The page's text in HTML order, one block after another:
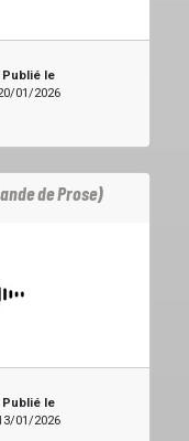
Publié le
01/2026
de Prose)
Publié le
01/2026